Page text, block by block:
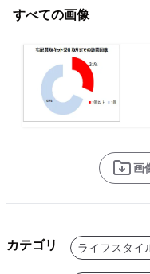
すべての画像
画
カテゴリ ライフスタイ